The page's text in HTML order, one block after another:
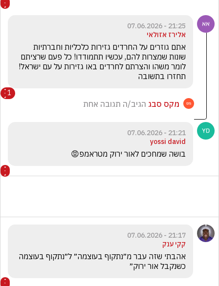
21:25 - 07.06.2026
אלירז אזולאי
תחזרו בתשובה
1
מקס סבג הגיב/ה תגובה אחת
21:21 - 07.06.2026
yossi david
בושה שמחכים לאור ירוק מטראמפ😡
21:17 - 07.06.2026
קקי ענק
כשנקבל אור ירוק״